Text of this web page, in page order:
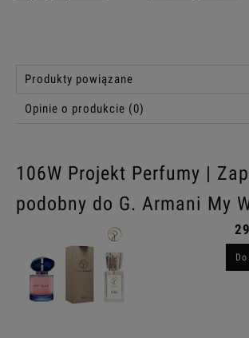
Produkty powiązane
Opinie o produkcie (0)
106W Projekt Perfumy |
podobny do G. Armani My